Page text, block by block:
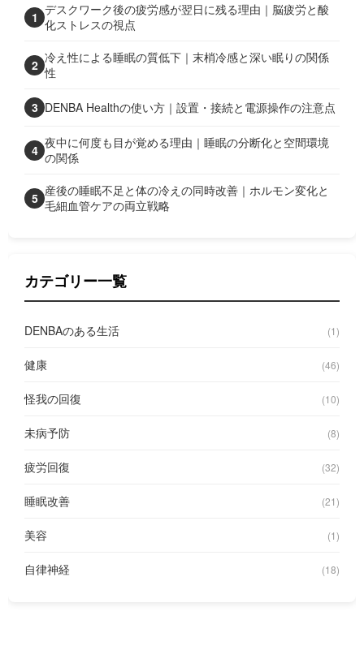
1 デスクワーク後の疲労感が翌日に残る理由｜脳疲労と酸
化ストレスの視点
2 冷え性による睡眠の質低下｜末梢冷感と深い眠りの関係
性
3 DENBA Healthの使い方｜設置・接続と電源操作の注意点
4 夜中に何度も目が覚める理由｜睡眠の分断化と空間環境
の関係
5 産後の睡眠不足と体の冷えの同時改善｜ホルモン変化と
毛細血管ケアの両立戦略
カテゴリー一覧
DENBAのある生活 (1)
健康 (46)
怪我の回復 (10)
未病予防 (8)
疲労回復 (32)
睡眠改善 (21)
美容 (1)
自律神経 (18)